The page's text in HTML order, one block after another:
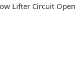
Lifter Circuit Open